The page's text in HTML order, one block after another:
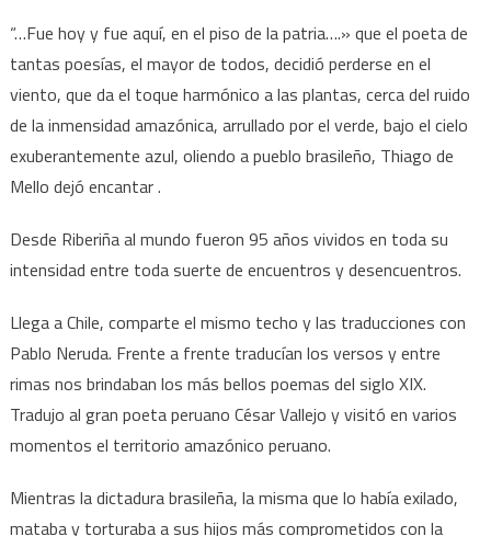
“…Fue hoy y fue aquí, en el piso de la patria….» que el poeta de
tantas poesías, el mayor de todos, decidió perderse en el
viento, que da el toque harmónico a las plantas, cerca del ruido
de la inmensidad amazónica, arrullado por el verde, bajo el cielo
exuberantemente azul, oliendo a pueblo brasileño, Thiago de
Mello dejó encantar .
Desde Riberiña al mundo fueron 95 años vividos en toda su
intensidad entre toda suerte de encuentros y desencuentros.
Llega a Chile, comparte el mismo techo y las traducciones con
Pablo Neruda. Frente a frente traducían los versos y entre
rimas nos brindaban los más bellos poemas del siglo XIX.
Tradujo al gran poeta peruano César Vallejo y visitó en varios
momentos el territorio amazónico peruano.
Mientras la dictadura brasileña, la misma que lo había exilado,
mataba y torturaba a sus hijos más comprometidos con la